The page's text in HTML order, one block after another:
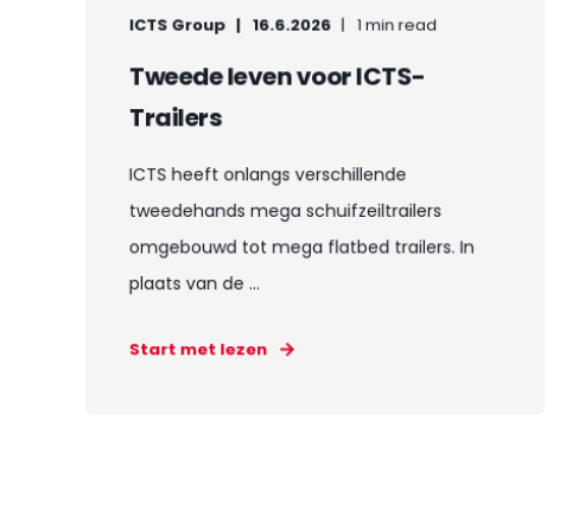
ICTS Group 16.6.2026 1 min read
Tweede leven voor ICTS-
Trailers
ICTS heeft onlangs verschillende
tweedehands mega schuifzeiltrailers
omgebouwd tot mega flatbed trailers. In
plaats van de ...
Start met lezen